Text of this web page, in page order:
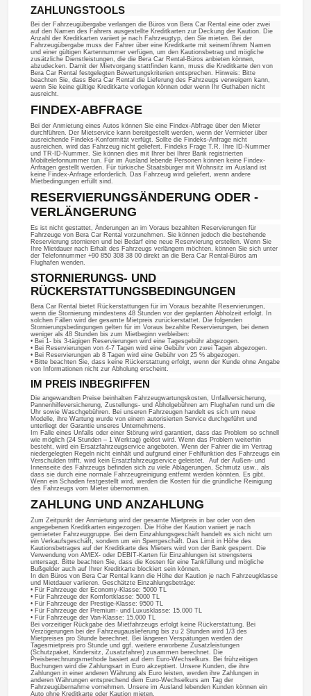
ZAHLUNGSTOOLS
Bei der Fahrzeugübergabe verlangen die Büros von Bera Car Rental eine oder zwei
auf den Namen des Fahrers ausgestellte Kreditkarten zur Deckung der Kaution. Die
Anzahl der Kreditkarten variiert je nach Fahrzeugtyp, den Sie mieten. Bei der
Fahrzeugübergabe muss der Fahrer über eine Kreditkarte mit seinem/ihrem Namen
und einer gültigen Kartennummer verfügen, um den Kautionsbetrag und mögliche
zusätzliche Dienstleistungen, die die Bera Car Rental-Büros anbieten können,
abzudecken. Damit der Mietvorgang stattfinden kann, muss die Kreditkarte den von
Bera Car Rental festgelegten Bewertungskriterien entsprechen. Hinweis: Bitte
beachten Sie, dass Bera Car Rental die Lieferung des Fahrzeugs verweigern kann,
wenn Sie keine gültige Kreditkarte vorlegen können oder wenn Ihr Guthaben nicht
ausreicht.
FINDEX-ABFRAGE
Bei der Anmietung eines Autos können Sie eine Findex-Abfrage über den Mieter
durchführen. Der Mietservice kann bereitgestellt werden, wenn der Vermieter über
ausreichende Findeks-Konformität verfügt. Sollte die Findeks-Anfrage nicht
ausreichen, wird das Fahrzeug nicht geliefert. Findeks Frage T.R. Ihre ID-Nummer
und TR-ID-Nummer. Sie können dies mit Ihrer bei Ihrer Bank registrierten
Mobiltelefonnummer tun. Für im Ausland lebende Personen können keine Findex-
Anfragen gestellt werden. Für türkische Staatsbürger mit Wohnsitz im Ausland ist
keine Findex-Anfrage erforderlich. Das Fahrzeug wird geliefert, wenn andere
Mietbedingungen erfüllt sind.
RESERVIERUNGSÄNDERUNG ODER -
VERLÄNGERUNG
Es ist nicht gestattet, Änderungen an im Voraus bezahlten Reservierungen für
Fahrzeuge von Bera Car Rental vorzunehmen. Sie können jedoch die bestehende
Reservierung stornieren und bei Bedarf eine neue Reservierung erstellen. Wenn Sie
Ihre Mietdauer nach Erhalt des Fahrzeugs verlängern möchten, können Sie sich unter
der Telefonnummer +90 850 308 38 00 direkt an die Bera Car Rental-Büros am
Flughafen wenden.
STORNIERUNGS- UND
RÜCKERSTATTUNGSBEDINGUNGEN
Bera Car Rental bietet Rückerstattungen für im Voraus bezahlte Reservierungen,
wenn die Stornierung mindestens 48 Stunden vor der geplanten Abholzeit erfolgt. In
solchen Fällen wird der gesamte Mietpreis zurückerstattet. Die folgenden
Stornierungsbedingungen gelten für im Voraus bezahlte Reservierungen, bei denen
weniger als 48 Stunden bis zum Mietbeginn verbleiben:
• Bei 1- bis 3-tägigen Reservierungen wird eine Tagesgebühr abgezogen.
• Bei Reservierungen von 4-7 Tagen wird eine Gebühr von zwei Tagen abgezogen.
• Bei Reservierungen ab 8 Tagen wird eine Gebühr von 25 % abgezogen.
• Bitte beachten Sie, dass keine Rückerstattung erfolgt, wenn der Kunde ohne Angabe
von Informationen nicht zur Abholung erscheint.
IM PREIS INBEGRIFFEN
Die angewandten Preise beinhalten Fahrzeugwartungskosten, Unfallversicherung,
Pannenhilfeversicherung, Zustellungs- und Abholgebühren am Flughafen rund um die
Uhr sowie Waschgebühren. Bei unseren Fahrzeugen handelt es sich um neue
Modelle, ihre Wartung wurde von einem autorisierten Service durchgeführt und
unterliegt der Garantie unseres Unternehmens.
Im Falle eines Unfalls oder einer Störung wird garantiert, dass das Problem so schnell
wie möglich (24 Stunden – 1 Werktag) gelöst wird. Wenn das Problem weiterhin
besteht, wird ein Ersatzfahrzeugservice angeboten. Wenn der Fahrer die im Vertrag
niedergelegten Regeln nicht einhält und aufgrund einer Fehlfunktion des Fahrzeugs ein
Verschulden trifft, wird kein Ersatzfahrzeugservice geleistet. Auf der Außen- und
Innenseite des Fahrzeugs befinden sich zu viele Ablagerungen, Schmutz usw., als
dass sie durch eine normale Fahrzeugreinigung entfernt werden könnten. Es gibt.
Wenn ein Schaden festgestellt wird, werden die Kosten für die gründliche Reinigung
des Fahrzeugs vom Mieter übernommen.
ZAHLUNG UND ANZAHLUNG
Zum Zeitpunkt der Anmietung wird der gesamte Mietpreis in bar oder von den
angegebenen Kreditkarten eingezogen. Die Höhe der Kaution variiert je nach
gemieteter Fahrzeuggruppe. Bei dem Einzahlungsgeschäft handelt es sich nicht um
ein Verkaufsgeschäft, sondern um ein Sperrgeschäft. Das Limit in Höhe des
Kautionsbetrages auf der Kreditkarte des Mieters wird von der Bank gesperrt. Die
Verwendung von AMEX- oder DEBIT-Karten für Einzahlungen ist strengstens
untersagt. Bitte beachten Sie, dass die Kosten für eine Tankfüllung und mögliche
Bußgelder auch auf Ihrer Kreditkarte blockiert sein können.
In den Büros von Bera Car Rental kann die Höhe der Kaution je nach Fahrzeugklasse
und Mietdauer variieren. Geschätzte Einzahlungsbeträge:
• Für Fahrzeuge der Economy-Klasse: 5000 TL
• Für Fahrzeuge der Komfortklasse: 5000 TL
• Für Fahrzeuge der Prestige-Klasse: 9500 TL
• Für Fahrzeuge der Premium- und Luxusklasse: 15.000 TL
• Für Fahrzeuge der Van-Klasse: 15.000 TL
Bei vorzeitiger Rückgabe des Mietfahrzeugs erfolgt keine Rückerstattung. Bei
Verzögerungen bei der Fahrzeugauslieferung bis zu 2 Stunden wird 1/3 des
Mietpreises pro Stunde berechnet. Bei längeren Verspätungen werden der
Tagesmietpreis pro Stunde und ggf. weitere erworbene Zusatzleistungen
(Schutzpaket, Kindersitz, Zusatzfahrer) zusammen berechnet. Die
Preisberechnungsmethode basiert auf dem Euro-Wechselkurs. Bei frühzeitigen
Buchungen wird die Zahlungsart in Euro akzeptiert. Unsere Kunden, die ihre
Zahlungen in einer anderen Währung als Euro leisten, werden ihre Zahlungen in
anderen Währungen entsprechend dem Euro-Wechselkurs am Tag der
Fahrzeugübernahme vornehmen. Unsere im Ausland lebenden Kunden können ein
Auto ohne Kreditkarte oder Kaution mieten.